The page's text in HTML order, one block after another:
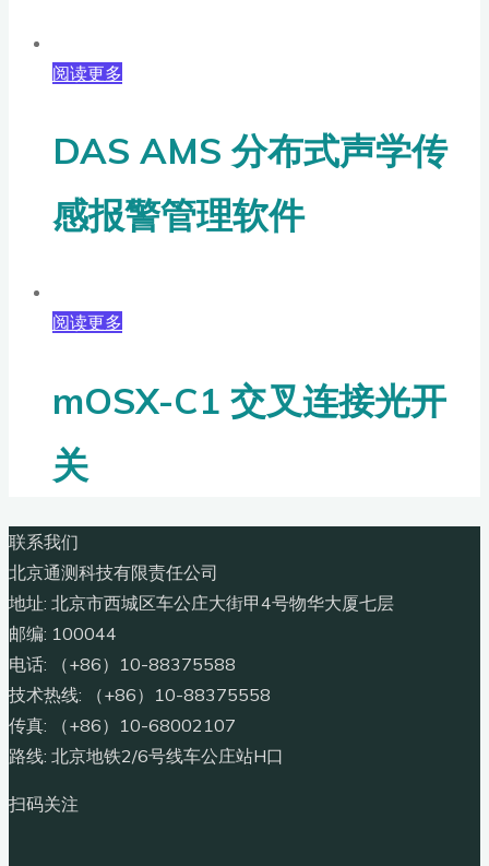
阅读更多
DAS AMS 分布式声学传
感报警管理软件
阅读更多
mOSX-C1 交叉连接光开
关
联系我们
北京通测科技有限责任公司
地址: 北京市西城区车公庄大街甲4号物华大厦七层
邮编: 100044
电话: （+86）10-88375588
技术热线: （+86）10-88375558
传真: （+86）10-68002107
路线: 北京地铁2/6号线车公庄站H口
扫码关注